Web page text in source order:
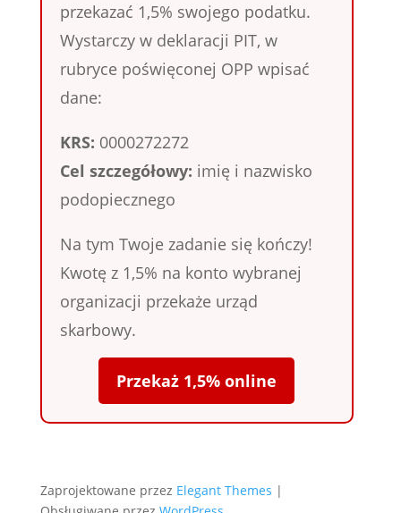
przekazać 1,5% swojego podatku.
Wystarczy w deklaracji PIT, w
rubryce poświęconej OPP wpisać
dane:
KRS: 0000272272
Cel szczegółowy: imię i nazwisko
podopiecznego
Na tym Twoje zadanie się kończy!
Kwotę z 1,5% na konto wybranej
organizacji przekaże urząd
skarbowy.
Przekaż 1,5% online
Zaprojektowane przez Elegant Themes |